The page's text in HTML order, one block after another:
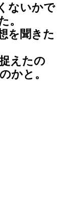
ないかで
。
を聞きた
えたの
かと。